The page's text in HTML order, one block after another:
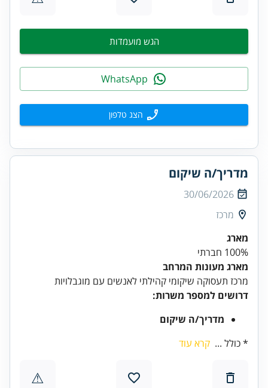
הגש מועמדות
הצג טלפון
מדריך/ה שיקום
30/06/2026
מרכז
מארג
100% חברתי
מארג מעונות המרחב
מרכז תעסוקה שיקומי קהילתי לאנשים עם מוגבלויות
דרושים למספר משרות:
מדריך/ה שיקום
* כולל ... קרא עוד
⚠